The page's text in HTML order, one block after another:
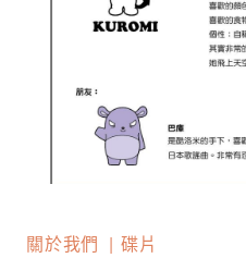
關於我們 碟片